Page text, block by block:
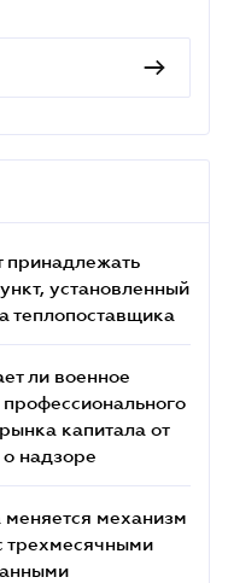
принадлежать
установленный
теплопоставщика
ли военное
капитала от
надзоре
меняется механизм
трехмесячными